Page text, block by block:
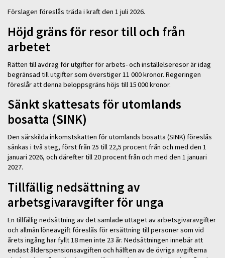
Förslagen föreslås träda i kraft den 1 juli 2026.
Höjd gräns för resor till och från
arbetet
Rätten till avdrag för utgifter för arbets- och inställelseresor är idag
begränsad till utgifter som överstiger 11 000 kronor. Regeringen
föreslår att denna beloppsgräns höjs till 15 000 kronor.
Sänkt skattesats för utomlands
bosatta (SINK)
Den särskilda inkomstskatten för utomlands bosatta (SINK) föreslås
sänkas i två steg, först från 25 till 22,5 procent från och med den 1
januari 2026, och därefter till 20 procent från och med den 1 januari
2027.
Tillfällig nedsättning av
arbetsgivaravgifter för unga
En tillfällig nedsättning av det samlade uttaget av arbetsgivaravgifter
och allmän löneavgift föreslås för ersättning till personer som vid
årets ingång har fyllt 18 men inte 23 år. Nedsättningen innebär att
endast ålderspensionsavgiften och hälften av de övriga avgifterna